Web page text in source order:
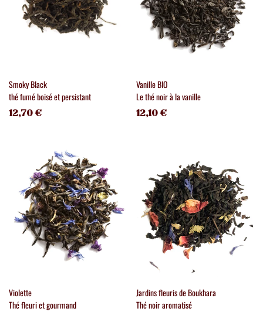
Smoky Black
thé fumé boisé et persistant
12,70 €
Vanille BIO
Le thé noir à la vanille
12,10 €
Violette
Thé fleuri et gourmand
Jardins fleuris de Boukhara
Thé noir aromatisé